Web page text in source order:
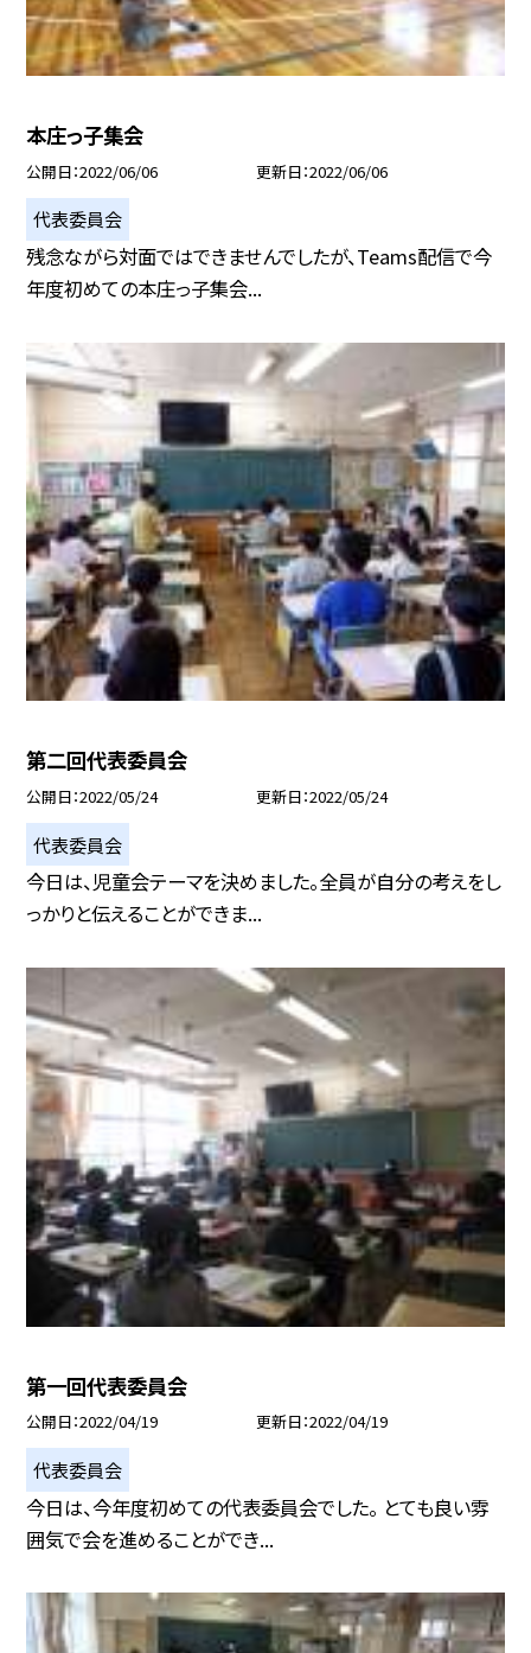
本庄っ子集会
公開日 2022/06/06 更新日 2022/06/06
代表委員会
残念ながら対面ではできませんでしたが、Teams配信で今
年度初めての本庄っ子集会...
第二回代表委員会
公開日 2022/05/24 更新日 2022/05/24
代表委員会
今日は、児童会テーマを決めました。全員が自分の考えをし
っかりと伝えることができま...
第一回代表委員会
公開日 2022/04/19 更新日 2022/04/19
代表委員会
今日は、今年度初めての代表委員会でした。 とても良い雰
囲気で会を進めることができ...